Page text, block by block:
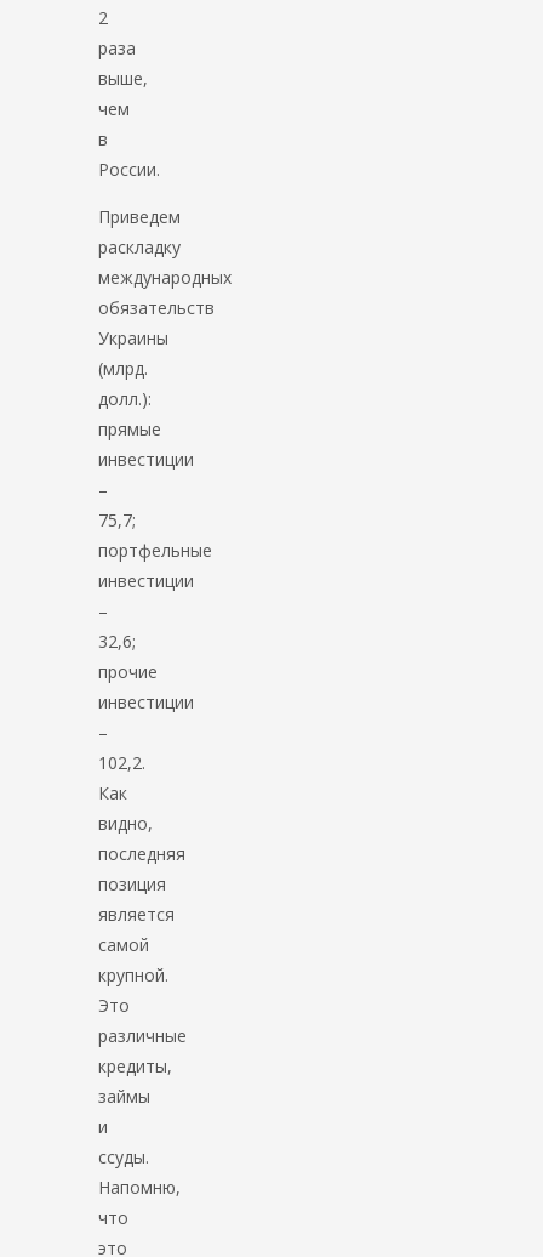
2
раза
выше,
чем
в
России.
Приведем
раскладку
международных
обязательств
Украины
(млрд.
долл.):
прямые
инвестиции
–
75,7;
портфельные
инвестиции
–
32,6;
прочие
инвестиции
–
102,2.
Как
видно,
последняя
позиция
является
самой
крупной.
Это
различные
кредиты,
займы
и
ссуды.
Напомню,
что
это